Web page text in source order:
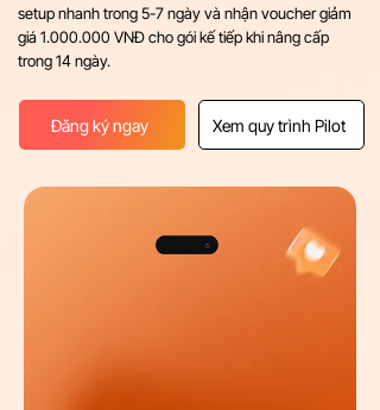
setup nhanh trong 5-7 ngày và nhận voucher giảm
giá 1.000.000 VNĐ cho gói kế tiếp khi nâng cấp
trong 14 ngày.
Đăng ký ngay Xem quy trình Pilot